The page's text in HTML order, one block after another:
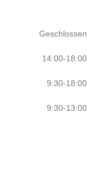
Geschlossen
14:00-18:00
9:30-18:00
9:30-13:00